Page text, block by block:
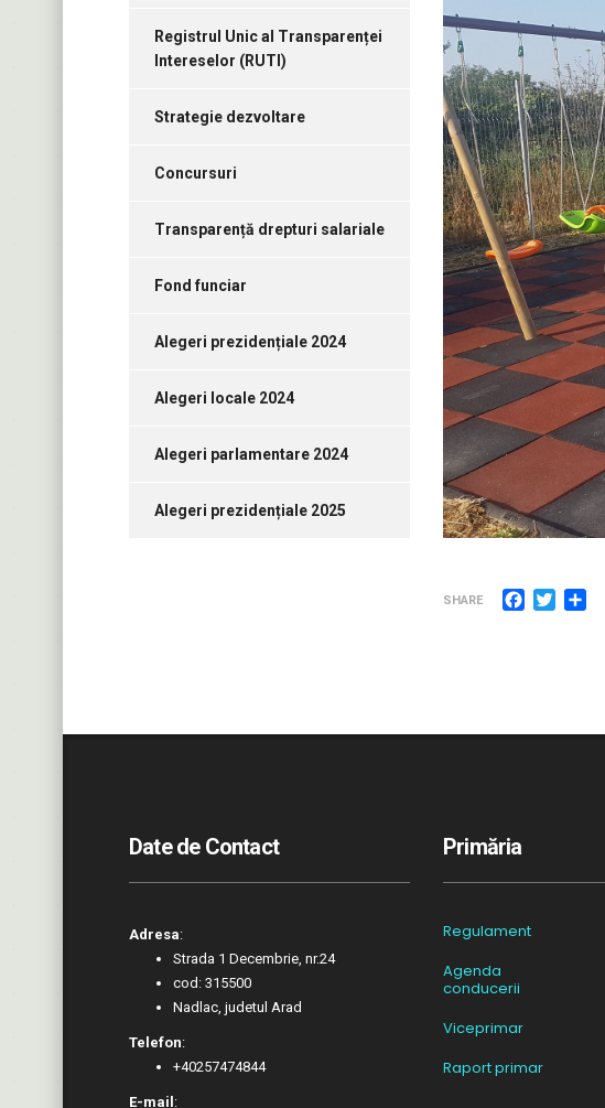
SHARE Facebook
Twitter
Registrul Unic al Transparenței
Intereselor (RUTI)
Strategie dezvoltare
Concursuri
Transparență drepturi salariale
Fond funciar
Alegeri prezidențiale 2024
Alegeri locale 2024
Alegeri parlamentare 2024
Alegeri prezidențiale 2025
Date de Contact
Adresa:
Strada 1 Decembrie, nr.24
cod: 315500
Nadlac, judetul Arad
Telefon:
+40257474844
E-mail :
Primăria
Regulament
Agenda
conducerii
Viceprimar
Raport primar